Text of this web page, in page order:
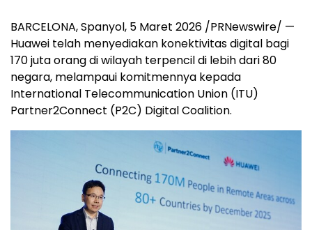
BARCELONA, Spanyol, 5 Maret 2026 /PRNewswire/ —
Huawei telah menyediakan konektivitas digital bagi
170 juta orang di wilayah terpencil di lebih dari 80
negara, melampaui komitmennya kepada
International Telecommunication Union (ITU)
Partner2Connect (P2C) Digital Coalition.